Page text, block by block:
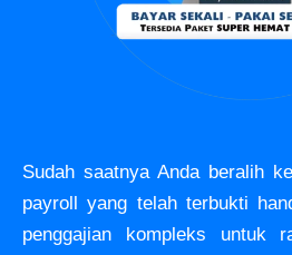
Sudah saatnya Anda beralih ke
payroll yang telah terbukti
penggajian kompleks untuk